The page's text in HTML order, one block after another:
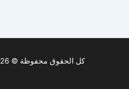
كل الحقوق محفوظة © 2026 السريع الدولي